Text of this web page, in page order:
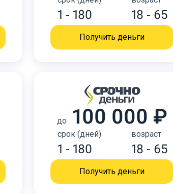
1 - 180 18 - 65
Получить деньги
до 100 000 ₽
срок (дней)
1 - 180
возраст
18 - 65
Получить деньги